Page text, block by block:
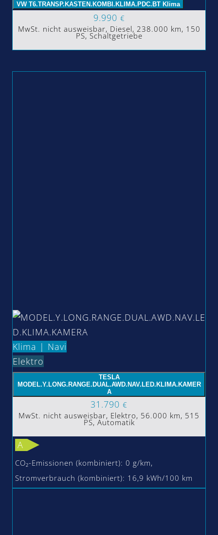
VW T6.TRANSP.KASTEN.KOMBI.KLIMA.PDC.BT Klima
9.990 €
MwSt. nicht ausweisbar, Diesel, 238.000 km, 150
PS, Schaltgetriebe
Klima | Navi
Elektro
TESLA
MODEL.Y.LONG.RANGE.DUAL.AWD.NAV.LED.KLIMA.KAMER
A
31.790 €
MwSt. nicht ausweisbar, Elektro, 56.000 km, 515
PS, Automatik
A
CO₂-Emissionen (kombiniert): 0 g/km,
Stromverbrauch (kombiniert): 16,9 kWh/100 km